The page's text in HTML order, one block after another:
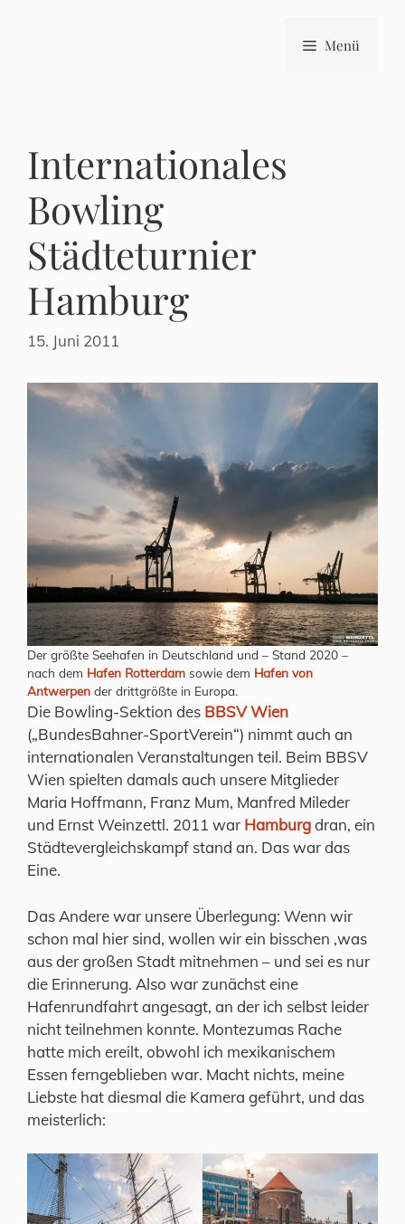
Menü
Internationales
Bowling
Städteturnier
Hamburg
15. Juni 2011
Der größte Seehafen in Deutschland und – Stand 2020 –
nach dem Hafen Rotterdam sowie dem Hafen von
Antwerpen der drittgrößte in Europa.
Die Bowling-Sektion des BBSV Wien
(„BundesBahner-SportVerein“) nimmt auch an
internationalen Veranstaltungen teil. Beim BBSV
Wien spielten damals auch unsere Mitglieder
Maria Hoffmann, Franz Mum, Manfred Mileder
und Ernst Weinzettl. 2011 war Hamburgdran, ein
Städtevergleichskampf stand an. Das war das
Eine.
Das Andere war unsere Überlegung: Wenn wir
schon mal hier sind, wollen wir ein bisschen ‚was
aus der großen Stadt mitnehmen – und sei es nur
die Erinnerung. Also war zunächst eine
Hafenrundfahrt angesagt, an der ich selbst leider
nicht teilnehmen konnte. Montezumas Rache
hatte mich ereilt, obwohl ich mexikanischem
Essen ferngeblieben war. Macht nichts, meine
Liebste hat diesmal die Kamera geführt, und das
meisterlich: